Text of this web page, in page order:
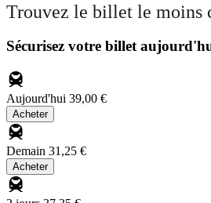
Trouvez le billet le moins
Sécurisez votre billet
Aujourd'hui 39,00 €
Acheter
Demain 31,25 €
Acheter